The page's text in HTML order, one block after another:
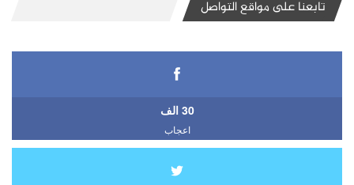
تابعنا على مواقع التواصل
30 الف
اعجاب